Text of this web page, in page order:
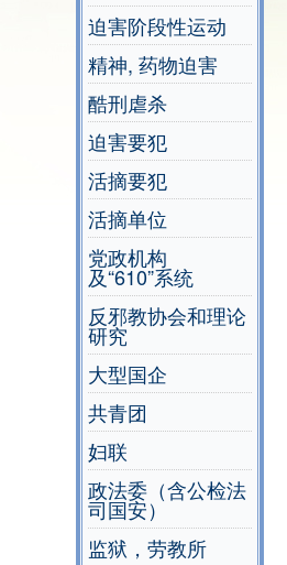
迫害阶段性运动
精神, 药物迫害
酷刑虐杀
迫害要犯
活摘要犯
活摘单位
党政机构
及“610”系统
反邪教协会和理论
研究
大型国企
共青团
妇联
政法委（含公检法
司国安）
监狱，劳教所